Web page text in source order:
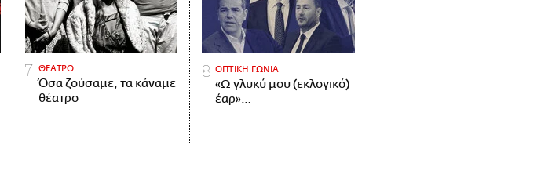
ΘΕΑΤΡΟ
Όσα ζούσαμε, τα κάναμε
θέατρο
ΟΠΤΙΚΗ ΓΩΝΙΑ
«Ω γλυκύ μου (εκλογικό)
έαρ»…